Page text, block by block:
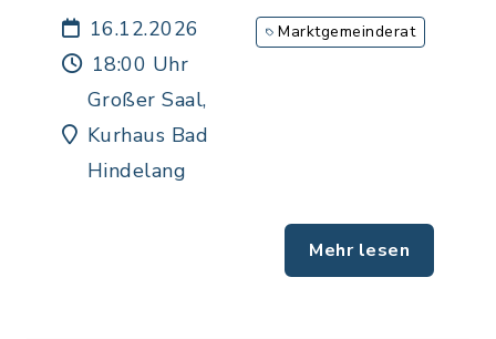
16.12.2026
18:00 Uhr
Großer Saal,
Kurhaus Bad
Hindelang
Marktgemeinderat
Mehr lesen